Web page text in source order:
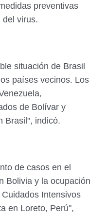
preventivas
del virus.
situación de Brasil
países vecinos. Los
de Bolívar y
Brasil", indicó.
de casos en el
Bolivia y la ocupación
Intensivos
en Loreto, Perú",